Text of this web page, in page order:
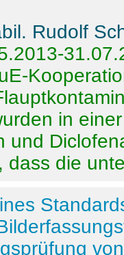
Rudolf
in
und
dass die